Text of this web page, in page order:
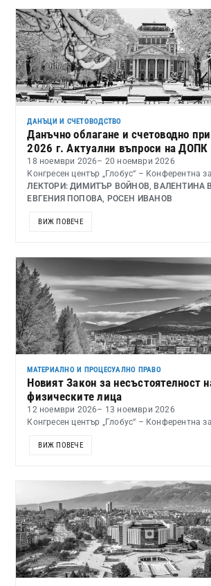
ДАНЪЦИ И СЧЕТОВОДСТВО
Данъчно облагане и счетоводно
2026 г. Актуални въпроси на ДОПК
18 ноември 2026– 20 ноември 2026
Конгресен център „Глобус“ – Конферентна
ЛЕКТОРИ: ДИМИТЪР ВОЙНОВ, ВАЛЕНТИНА
ЕВГЕНИЯ ПОПОВА, РОСЕН ИВАНОВ
ВИЖ ПОВЕЧЕ
МАТЕРИАЛНО И ПРОЦЕСУАЛНО ПРАВО
Новият Закон за несъстоятелност
физическите лица
12 ноември 2026– 13 ноември 2026
Конгресен център „Глобус“ – Конферентна
ВИЖ ПОВЕЧЕ